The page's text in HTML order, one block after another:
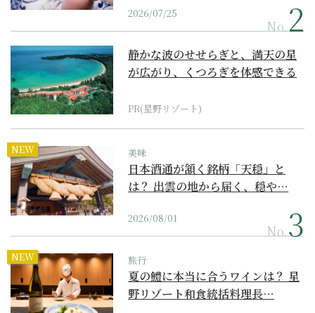
2026/07/25
No.
静かな波のせせらぎと、満天の星
が広がり、くつろぎを体感できる
PR(星野リゾート)
NEW 美味
日本酒通が頷く銘柄「天穏」と
は？ 出雲の地から届く、穏や…
2026/08/01
No.
NEW 旅行
夏の鱧に本当に合うワインは？ 星
野リゾート和食統括料理長…